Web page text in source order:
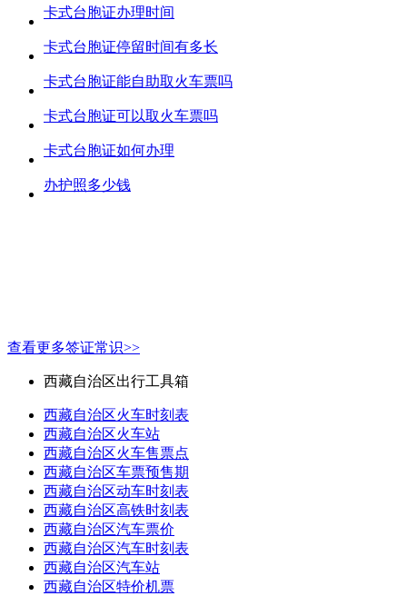
卡式台胞证办理时间
卡式台胞证停留时间有多长
卡式台胞证能自助取火车票吗
卡式台胞证可以取火车票吗
卡式台胞证如何办理
办护照多少钱
查看更多签证常识>>
西藏自治区出行工具箱
西藏自治区火车时刻表
西藏自治区火车站
西藏自治区火车售票点
西藏自治区车票预售期
西藏自治区动车时刻表
西藏自治区高铁时刻表
西藏自治区汽车票价
西藏自治区汽车时刻表
西藏自治区汽车站
西藏自治区特价机票